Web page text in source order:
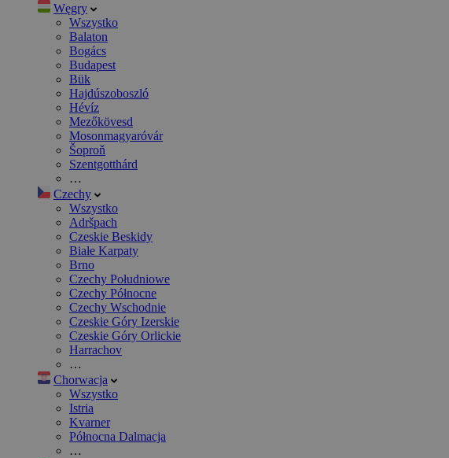
Węgry
Wszystko
Balaton
Bogács
Budapest
Bük
Hajdúszoboszló
Hévíz
Mezőkövesd
Mosonmagyaróvár
Šoproň
Szentgotthárd
…
Czechy
Wszystko
Adršpach
Czeskie Beskidy
Białe Karpaty
Brno
Czechy Południowe
Czechy Północne
Czechy Wschodnie
Czeskie Góry Izerskie
Czeskie Góry Orlickie
Harrachov
…
Chorwacja
Wszystko
Istria
Kvarner
Północna Dalmacja
…